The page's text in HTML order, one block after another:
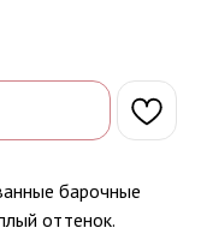
барочные
оттенок.